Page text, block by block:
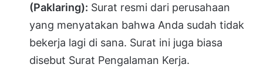
(Paklaring): Surat resmi dari perusahaan
yang menyatakan bahwa Anda sudah tidak
bekerja lagi di sana. Surat ini juga biasa
disebut Surat Pengalaman Kerja.